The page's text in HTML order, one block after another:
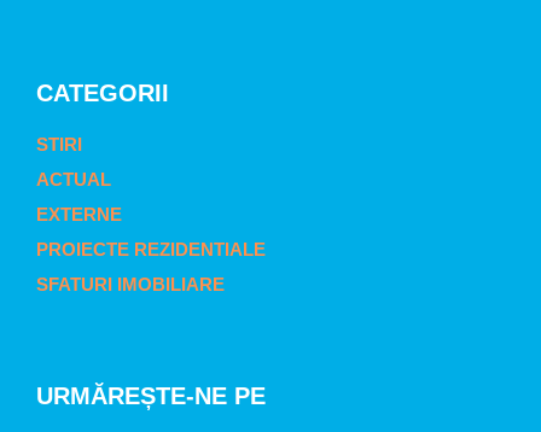
CATEGORII
STIRI
ACTUAL
EXTERNE
PROIECTE REZIDENTIALE
SFATURI IMOBILIARE
URMĂREȘTE-NE PE